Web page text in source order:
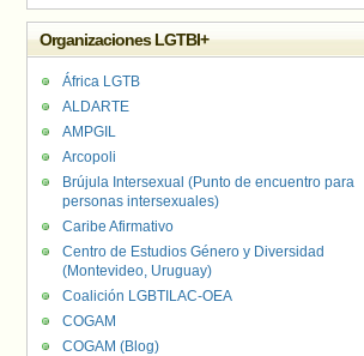
Organizaciones LGTBI+
África LGTB
ALDARTE
AMPGIL
Arcopoli
Brújula Intersexual (Punto de encuentro para
personas intersexuales)
Caribe Afirmativo
Centro de Estudios Género y Diversidad
(Montevideo, Uruguay)
Coalición LGBTILAC-OEA
COGAM
COGAM (Blog)